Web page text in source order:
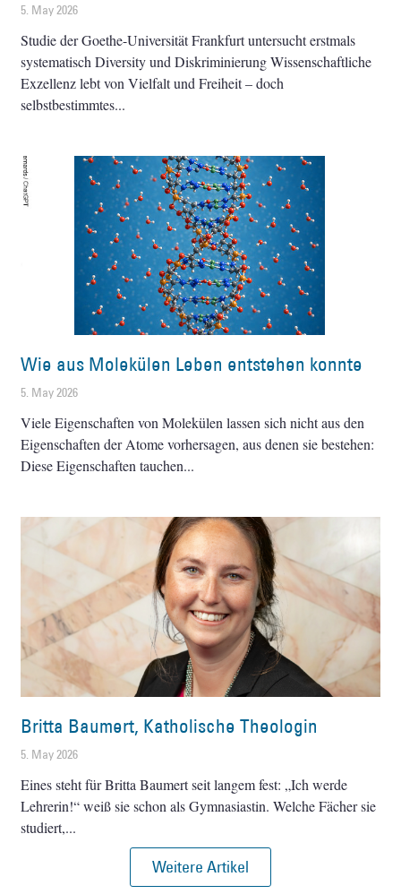
5. May 2026
Studie der Goethe-Universität Frankfurt untersucht erstmals
systematisch Diversity und Diskriminierung Wissenschaftliche
Exzellenz lebt von Vielfalt und Freiheit – doch
selbstbestimmtes
Wie aus Molekülen Leben entstehen konnte
5. May 2026
Viele Eigenschaften von Molekülen lassen sich nicht aus den
Eigenschaften der Atome vorhersagen, aus denen sie bestehen:
Diese Eigenschaften tauchen
Britta Baumert, Katholische Theologin
5. May 2026
Eines steht für Britta Baumert seit langem fest: „Ich werde
Lehrerin!“ weiß sie schon als Gymnasiastin. Welche Fächer sie
studiert,
Weitere Artikel